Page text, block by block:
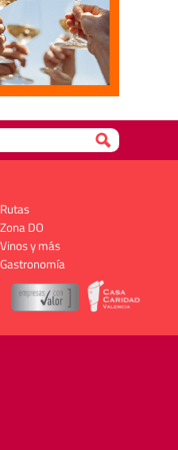
Rutas
Zona DO
Vinos y más
Gastronomía